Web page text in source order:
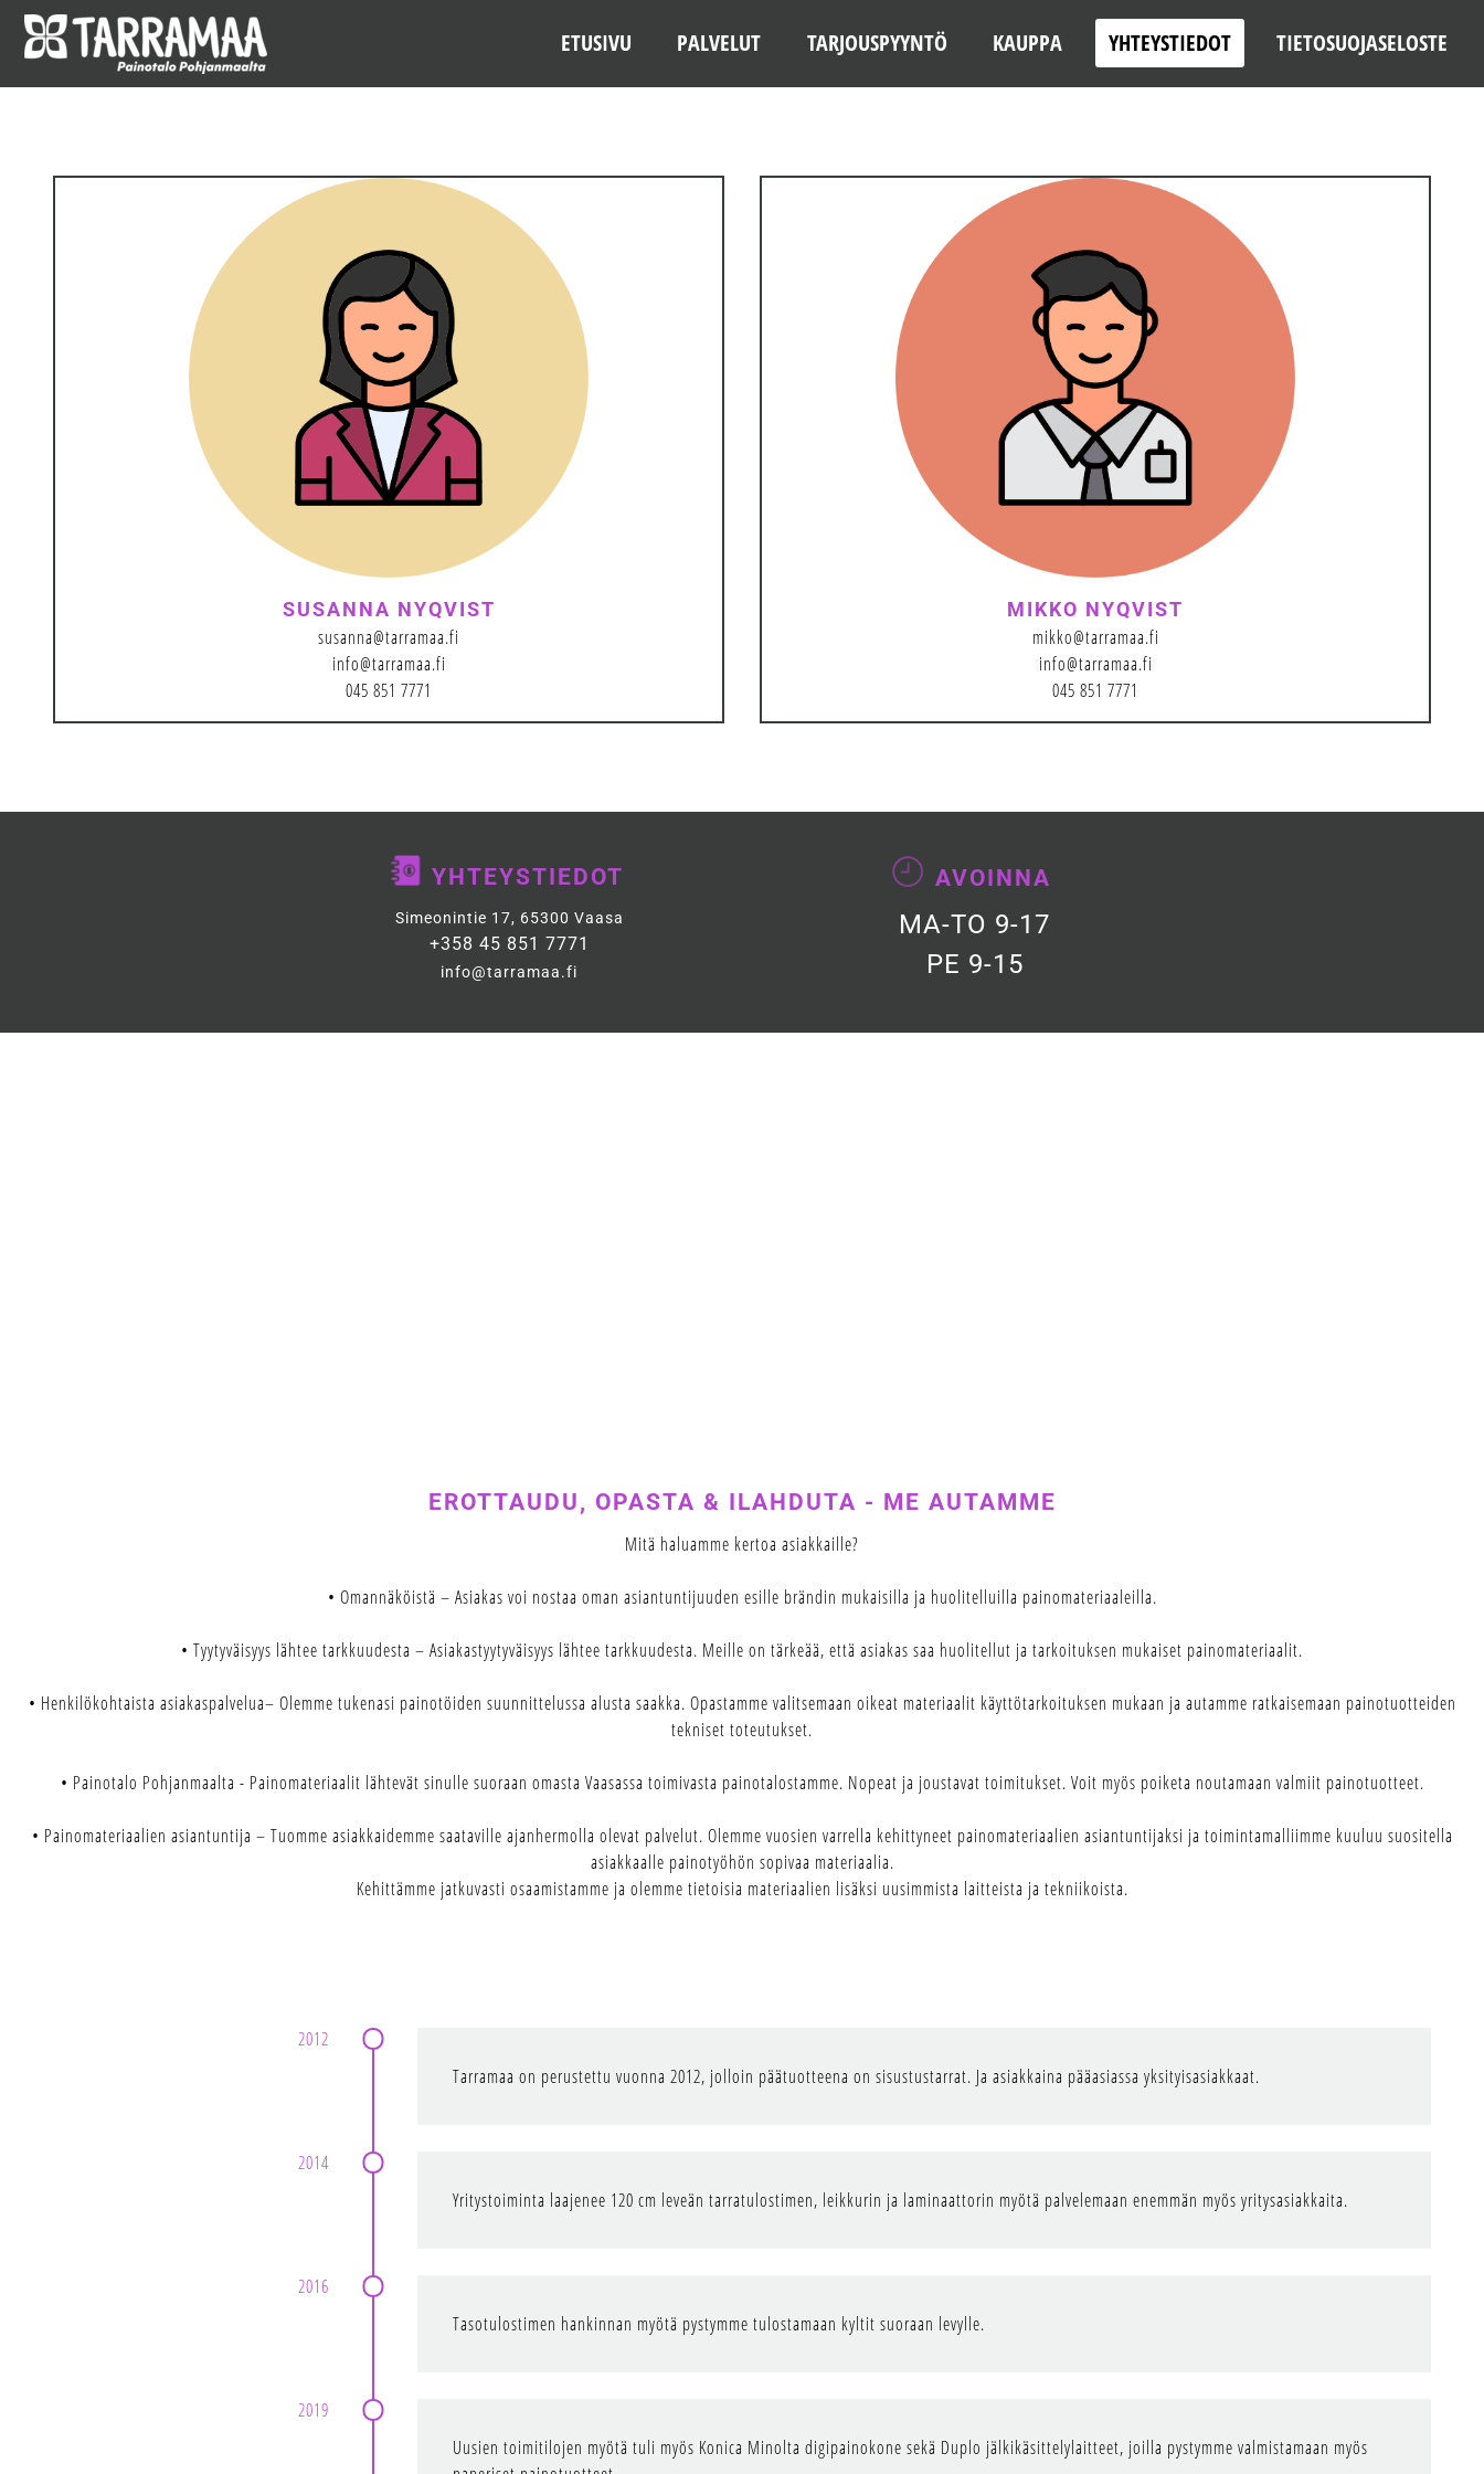
ETUSIVU PALVELUT TARJOUSPYYNTÖ KAUPPA YHTEYSTIEDOT TIETOSUOJASELOSTE
SUSANNA NYQVIST
susanna@tarramaa.fi
info@tarramaa.fi
045 851 7771
MIKKO NYQVIST
mikko@tarramaa.fi
info@tarramaa.fi
045 851 7771
YHTEYSTIEDOT
Simeonintie 17, 65300 Vaasa
+358 45 851 7771
info@tarramaa.fi
AVOINNA
MA-TO 9-17
PE 9-15
EROTTAUDU, OPASTA & ILAHDUTA - ME AUTAMME
Mitä haluamme kertoa asiakkaille?
• Omannäköistä – Asiakas voi nostaa oman asiantuntijuuden esille brändin mukaisilla ja huolitelluilla painomateriaaleilla.
• Tyytyväisyys lähtee tarkkuudesta – Asiakastyytyväisyys lähtee tarkkuudesta. Meille on tärkeää, että asiakas saa huolitellut ja tarkoituksen mukaiset painomateriaalit.
• Henkilökohtaista asiakaspalvelua– Olemme tukenasi painotöiden suunnittelussa alusta saakka. Opastamme valitsemaan oikeat materiaalit käyttötarkoituksen mukaan ja autamme ratkaisemaan painotuotteiden
tekniset toteutukset.
• Painotalo Pohjanmaalta - Painomateriaalit lähtevät sinulle suoraan omasta Vaasassa toimivasta painotalostamme. Nopeat ja joustavat toimitukset. Voit myös poiketa noutamaan valmiit painotuotteet.
• Painomateriaalien asiantuntija – Tuomme asiakkaidemme saataville ajanhermolla olevat palvelut. Olemme vuosien varrella kehittyneet painomateriaalien asiantuntijaksi ja toimintamalliimme kuuluu suositella
asiakkaalle painotyöhön sopivaa materiaalia.
Kehittämme jatkuvasti osaamistamme ja olemme tietoisia materiaalien lisäksi uusimmista laitteista ja tekniikoista.
2012
Tarramaa on perustettu vuonna 2012, jolloin päätuotteena on sisustustarrat. Ja asiakkaina pääasiassa yksityisasiakkaat.
2014
Yritystoiminta laajenee 120 cm leveän tarratulostimen, leikkurin ja laminaattorin myötä palvelemaan enemmän myös yritysasiakkaita.
2016
Tasotulostimen hankinnan myötä pystymme tulostamaan kyltit suoraan levylle.
2019
Uusien toimitilojen myötä tuli myös Konica Minolta digipainokone sekä Duplo jälkikäsittelylaitteet, joilla pystymme valmistamaan myös